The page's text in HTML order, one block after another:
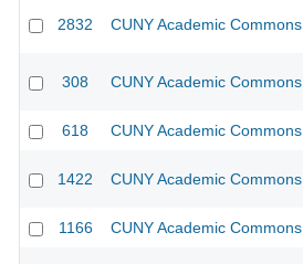
2832 CUNY Academic Commons
308 CUNY Academic Commons
618 CUNY Academic Commons
1422 CUNY Academic Commons
1166 CUNY Academic Commons